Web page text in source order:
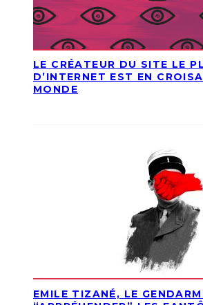
LE CRÉATEUR DU SITE LE
D’INTERNET EST EN
MONDE
EMILE TIZANÉ, LE